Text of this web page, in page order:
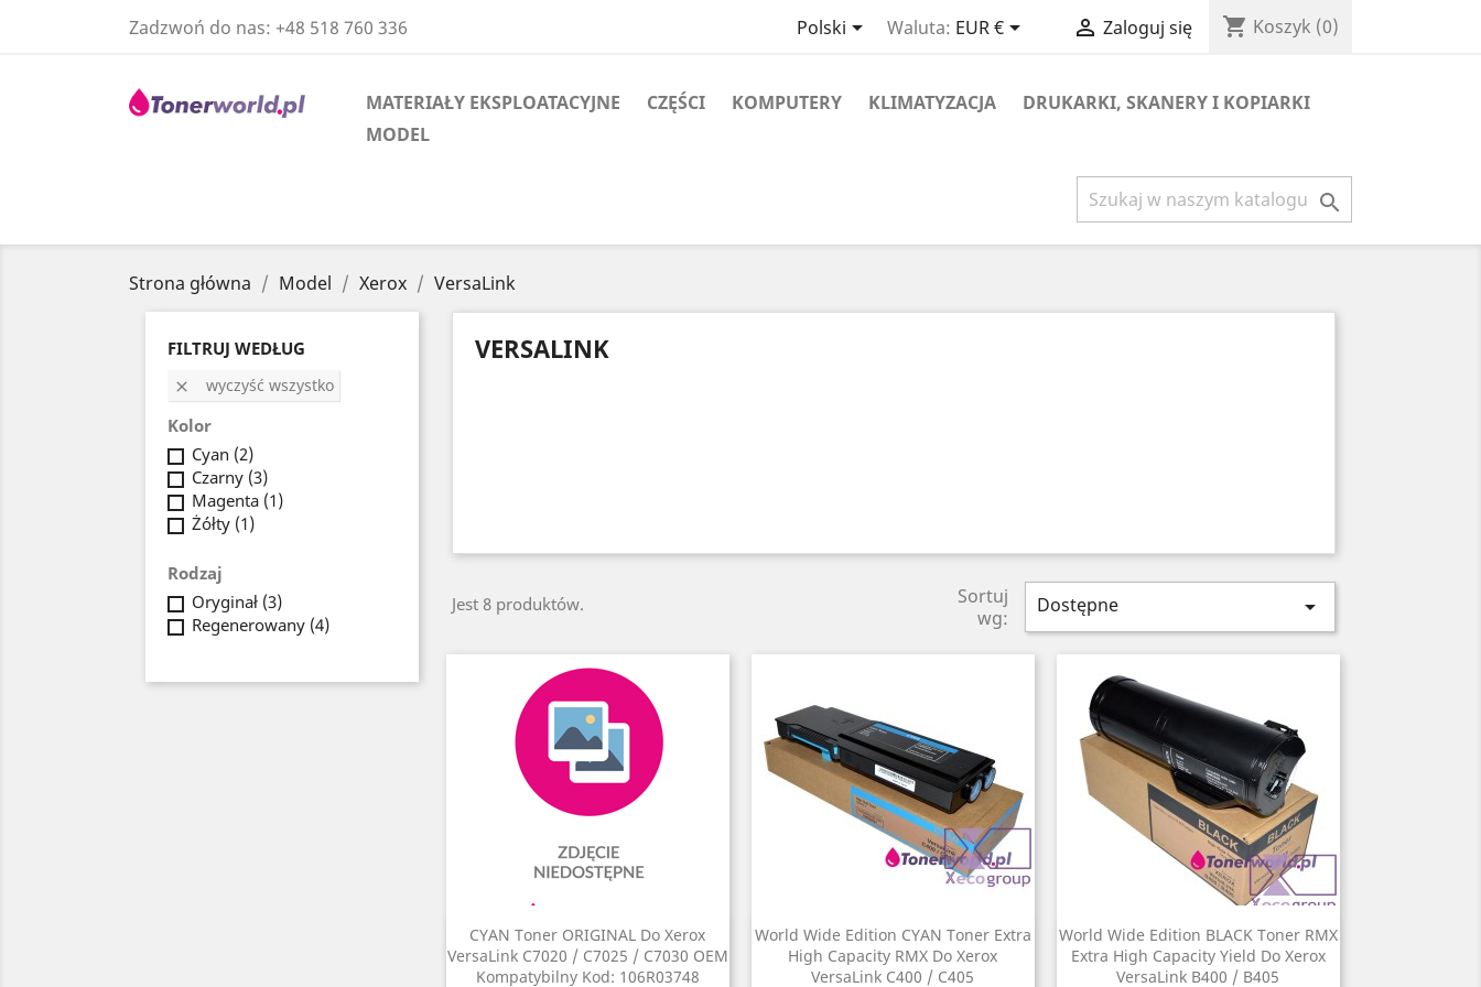
Zadzwoń do nas: +48 518 760 336 Polski Waluta: EUR €  Zaloguj się shopping_cart Koszyk (0)
MATERIAŁY EKSPLOATACYJNE CZĘŚCI KOMPUTERY KLIMATYZACJA
DRUKARKI, SKANERY I KOPIARKI
MODEL

Strona główna Model Xerox VersaLink
FILTRUJ WEDŁUG
 wyczyść wszystko
Kolor
Cyan (2)
Czarny (3)
Magenta (1)
Żółty (1)
Rodzaj
Oryginał (3)
Regenerowany (4)
VERSALINK
Jest 8 produktów.
Sortuj
wg:
Dostępne 
CYAN Toner ORIGINAL Do Xerox
VersaLink C7020 / C7025 / C7030 OEM
Kompatybilny Kod: 106R03748
Szybki podgląd
World Wide Edition CYAN Toner Extra
High Capacity RMX Do Xerox
VersaLink C400 / C405
Szybki podgląd
World Wide Edition BLACK Toner RMX
Extra High Capacity Yield Do Xerox
VersaLink B400 / B405
 Szybki podgląd